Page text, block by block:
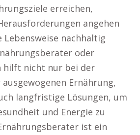
erreichen,
angehen
Lebensweise nachhaltig
oder
hilft nicht nur bei der
Ernährung,
langfristige Lösungen, um
und Energie zu
ist ein